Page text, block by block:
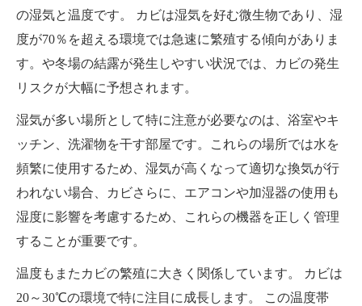
の湿気と温度です。 カビは湿気を好む微生物であり、湿
度が70％を超える環境では急速に繁殖する傾向がありま
す。や冬場の結露が発生しやすい状況では、カビの発生
リスクが大幅に予想されます。
湿気が多い場所として特に注意が必要なのは、浴室やキ
ッチン、洗濯物を干す部屋です。これらの場所では水を
頻繁に使用するため、湿気が高くなって適切な換気が行
われない場合、カビさらに、エアコンや加湿器の使用も
湿度に影響を考慮するため、これらの機器を正しく管理
することが重要です。
温度もまたカビの繁殖に大きく関係しています。 カビは
20～30℃の環境で特に注目に成長します。 この温度帯